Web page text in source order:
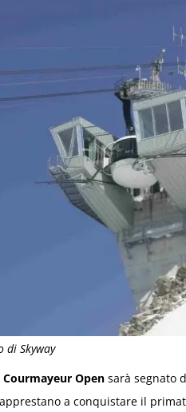
di Skyway
Courmayeur Open sarà segnato
a conquistare il